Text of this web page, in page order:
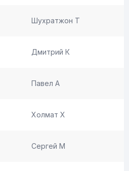
Шухратжон Т
Дмитрий К
Павел А
Холмат Х
Сергей М